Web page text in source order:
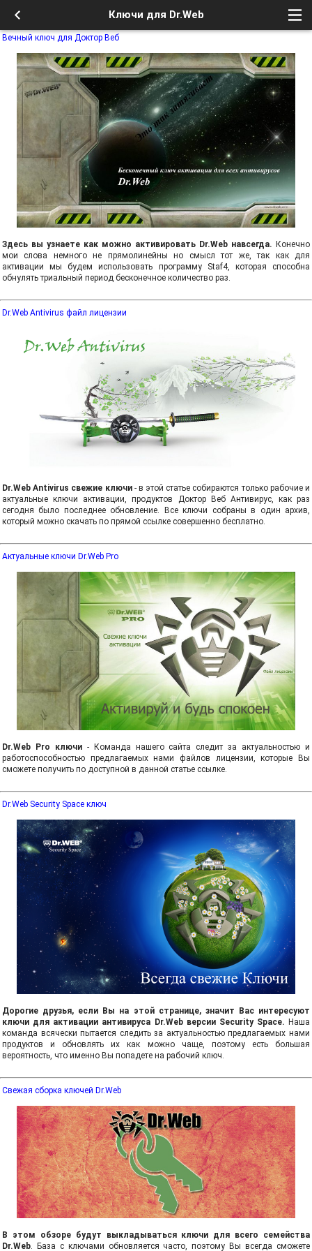
Ключи для Dr.Web
Вечный ключ для Доктор Веб
Здесь вы узнаете как можно активировать Dr.Web навсегда. Конечно
мои слова немного не прямолинейны но смысл тот же, так как для
активации мы будем использовать программу Staf4, которая способна
обнулять триальный период бесконечное количество раз.
Dr.Web Antivirus файл лицензии
Dr.Web Antivirus свежие ключи- в этой статье собираются только рабочие и
актуальные ключи активации, продуктов Доктор Веб Антивирус, как раз
сегодня было последнее обновление. Все ключи собраны в один архив,
который можно скачать по прямой ссылке совершенно бесплатно.
Актуальные ключи Dr.Web Pro
Dr.Web Pro ключи- Команда нашего сайта следит за актуальностью и
работоспособностью предлагаемых нами файлов лицензии, которые Вы
сможете получить по доступной в данной статье ссылке.
Dr.Web Security Space ключ
Дорогие друзья, если Вы на этой странице, значит Вас интересуют
ключи для активации антивируса Dr.Web версии Security Space. Наша
команда всячески пытается следить за актуальностью предлагаемых нами
продуктов и обновлять их как можно чаще, поэтому есть большая
вероятность, что именно Вы попадете на рабочий ключ.
Свежая сборка ключей Dr.Web
В этом обзоре будут выкладываться ключи для всего семейства
Dr.Web . База с ключами обновляется часто, поэтому Вы всегда сможете